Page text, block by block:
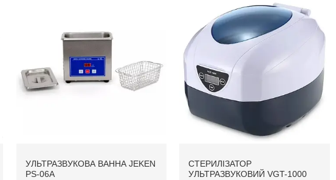
УЛЬТРАЗВУКОВА ВАННА JEKEN
PS-06A
СТЕРИЛІЗАТОР
УЛЬТРАЗВУКОВИЙ VGT-1000